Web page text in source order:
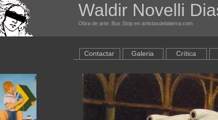
Waldir Novelli
Obra de arte: Bus Stop en artistasdelatierra.com
Contactar Galeria Crítica